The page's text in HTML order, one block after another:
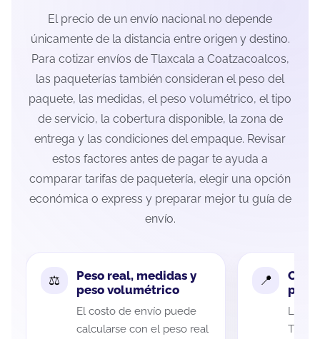
El precio de un envío nacional no depende
únicamente de la distancia entre origen y destino.
Para cotizar envíos de Tlaxcala a Coatzacoalcos,
las paqueterías también consideran el peso del
paquete, las medidas, el peso volumétrico, el tipo
de servicio, la cobertura disponible, la zona de
entrega y las condiciones del empaque. Revisar
estos factores antes de pagar te ayuda a
comparar tarifas de paquetería, elegir una opción
económica o express y preparar mejor tu guía de
envío.
Peso real, medidas y
peso volumétrico
El costo de envío puede
calcularse con el peso real
La